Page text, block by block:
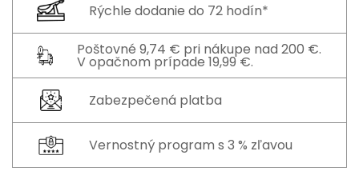
Rýchle dodanie do 72 hodín*
Poštovné 9,74 € pri nákupe nad 200 €.
V opačnom prípade 19,99 €.
Zabezpečená platba
Vernostný program s 3 % zľavou